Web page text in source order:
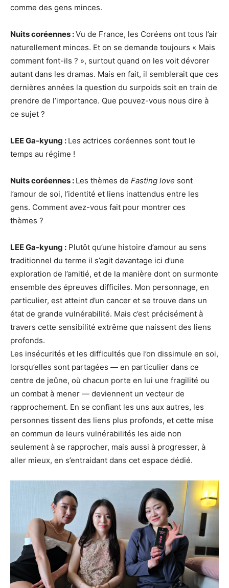
comme des gens minces.
Nuits coréennes :Vu de France, les Coréens ont tous l’air
naturellement minces. Et on se demande toujours « Mais
comment font-ils ? », surtout quand on les voit dévorer
autant dans les dramas. Mais en fait, il semblerait que ces
dernières années la question du surpoids soit en train de
prendre de l’importance. Que pouvez-vous nous dire à
ce sujet ?
LEE Ga-kyung : Les actrices coréennes sont tout le
temps au régime !
Nuits coréennes : Les thèmes de Fasting love sont
l’amour de soi, l’identité et liens inattendus entre les
gens. Comment avez-vous fait pour montrer ces
thèmes ?
LEE Ga-kyung : Plutôt qu’une histoire d’amour au sens
traditionnel du terme il s’agit davantage ici d’une
exploration de l’amitié, et de la manière dont on surmonte
ensemble des épreuves difficiles. Mon personnage, en
particulier, est atteint d’un cancer et se trouve dans un
état de grande vulnérabilité. Mais c’est précisément à
travers cette sensibilité extrême que naissent des liens
profonds.
Les insécurités et les difficultés que l’on dissimule en soi,
lorsqu’elles sont partagées — en particulier dans ce
centre de jeûne, où chacun porte en lui une fragilité ou
un combat à mener — deviennent un vecteur de
rapprochement. En se confiant les uns aux autres, les
personnes tissent des liens plus profonds, et cette mise
en commun de leurs vulnérabilités les aide non
seulement à se rapprocher, mais aussi à progresser, à
aller mieux, en s’entraidant dans cet espace dédié.